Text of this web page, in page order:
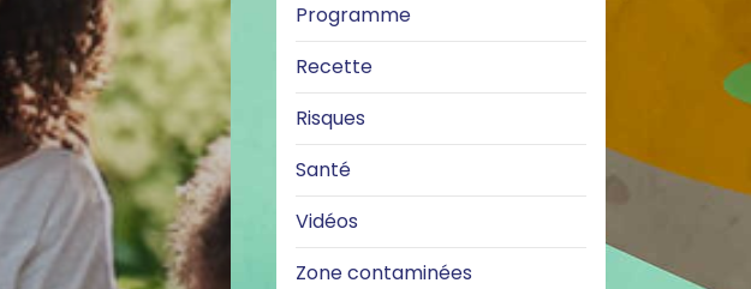
Programme
Recette
Risques
Santé
Vidéos
Zone contaminées